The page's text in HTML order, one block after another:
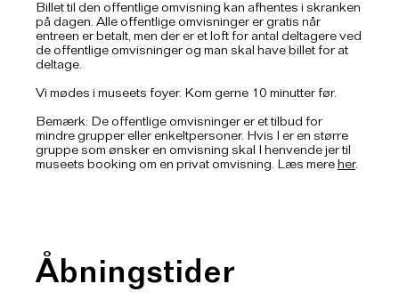
Billet til den offentlige omvisning kan afhentes i skranken
på dagen. Alle offentlige omvisninger er gratis når
entreen er betalt, men der er et loft for antal deltagere ved
de offentlige omvisninger og man skal have billet for at
deltage.
Vi mødes i museets foyer. Kom gerne 10 minutter før.
Bemærk: De offentlige omvisninger er et tilbud for
mindre grupper eller enkeltpersoner. Hvis I er en større
gruppe som ønsker en omvisning skal I henvende jer til
museets booking om en privat omvisning. Læs mereher.
Åbningstider